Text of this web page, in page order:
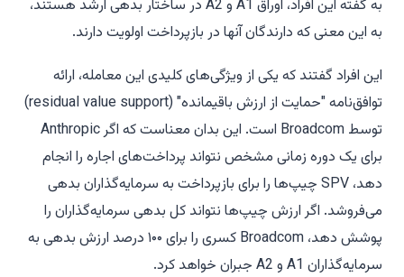
به گفته این افراد، اوراق A1 و A2 در ساختار بدهی ارشد هستند،
به این معنی که دارندگان آنها در بازپرداخت اولویت دارند.
این افراد گفتند که یکی از ویژگی‌های کلیدی این معامله، ارائه
توافق‌نامه "حمایت از ارزش باقیمانده" (residual value support)
توسط Broadcom است. این بدان معناست که اگر Anthropic
برای یک دوره زمانی مشخص نتواند پرداخت‌های اجاره را انجام
دهد، SPV چیپ‌ها را برای بازپرداخت به سرمایه‌گذاران بدهی
می‌فروشد. اگر ارزش چیپ‌ها نتواند کل بدهی سرمایه‌گذاران را
پوشش دهد، Broadcom کسری را برای ۱۰۰ درصد ارزش بدهی به
سرمایه‌گذاران A1 و A2 جبران خواهد کرد.